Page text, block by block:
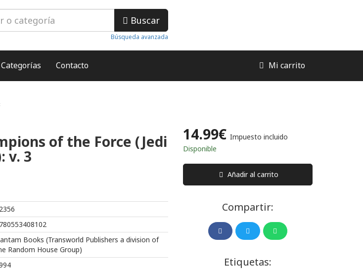
Buscar
Búsqueda avanzada
Categorías Contacto Mi carrito
of the Force (Jedi
v. 3
Books (Transworld Publishers a division of
Random House Group)
14.99€ Impuesto incluido
Disponible
Añadir al carrito
Compartir:
Etiquetas: